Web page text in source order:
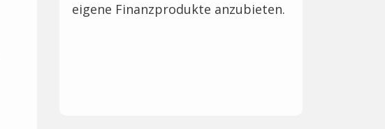
eigene Finanzprodukte anzubieten.